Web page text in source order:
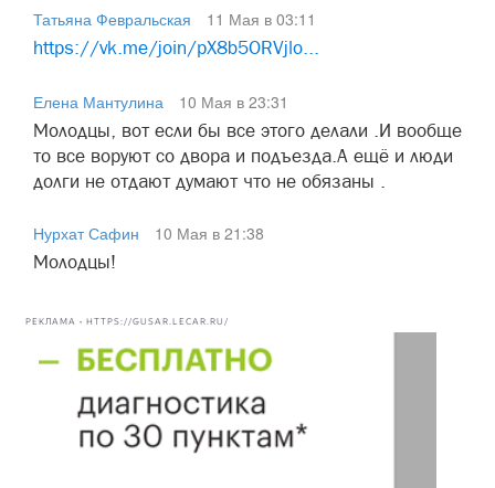
Татьяна Февральская
11 Мая в 03:11
https://vk.me/join/pX8b5ORVjlo...
Елена Мантулина
10 Мая в 23:31
Молодцы, вот если бы все этого делали .И вообще
то все воруют со двора и подъезда.А ещё и люди
долги не отдают думают что не обязаны .
Нурхат Сафин
10 Мая в 21:38
Молодцы!
РЕКЛАМА • HTTPS://GUSAR.LECAR.RU/